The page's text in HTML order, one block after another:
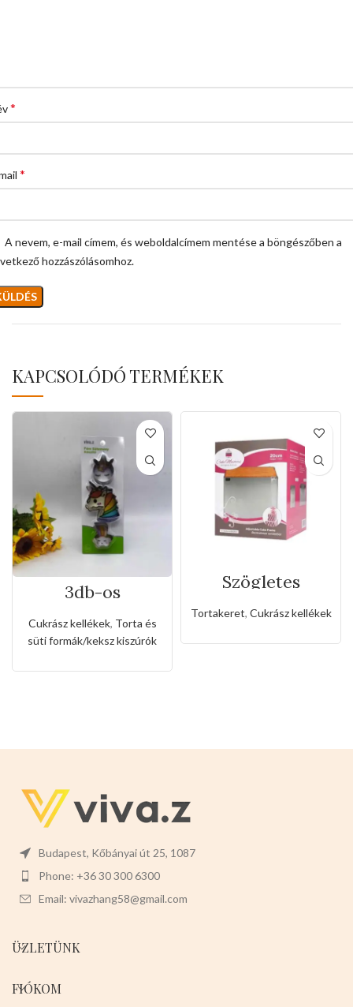
*
*
A nevem, e-mail címem, és weboldalcímem mentése a böngészőben a
hozzászólásomhoz.
KAPCSOLÓDÓ TERMÉKEK
3db-os
kiszúró készlet
unikornis és
szivárvány
Cukrász kellékek, Torta és
süti formák/keksz kiszúrók
Szögletes
rozsdamentes
állítható
sütőkeret-20cm
Tortakeret, Cukrász kellékek
Budapest, Kőbányai út 25, 1087
Phone: +36 30 300 6300
Email: vivazhang58@gmail.com
ÜZLETÜNK
FIÓKOM